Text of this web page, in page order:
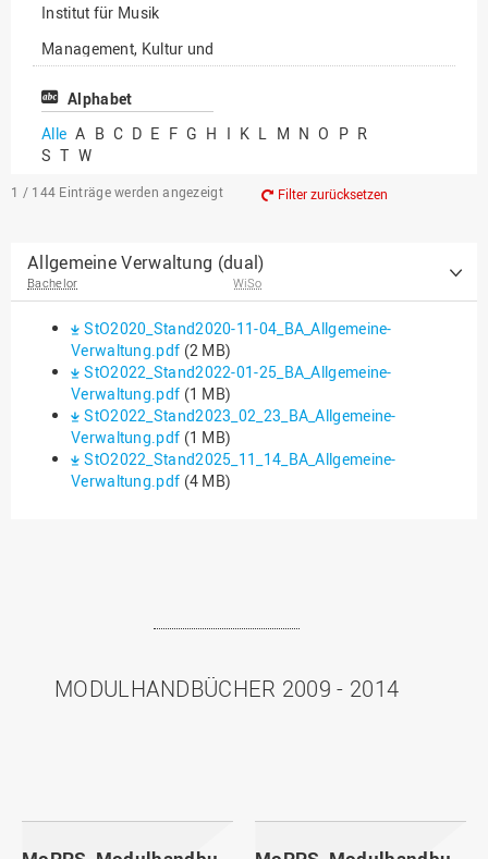
Institut für Musik
Management, Kultur und
Technik
Wirtschafts- und
Sozialwissenschaften
Alphabet
Alle A B C D E F G H I K L M N O P R
S T W
1 / 144 Einträge werden angezeigt Filter zurücksetzen
Allgemeine Verwaltung (dual)
Bachelor WiSo
StO2020_Stand2020-11-04_BA_Allgemeine-
Verwaltung.pdf (2 MB)
StO2022_Stand2022-01-25_BA_Allgemeine-
Verwaltung.pdf (1 MB)
StO2022_Stand2023_02_23_BA_Allgemeine-
Verwaltung.pdf (1 MB)
StO2022_Stand2025_11_14_BA_Allgemeine-
Verwaltung.pdf (4 MB)
MODULHANDBÜCHER 2009 - 2014